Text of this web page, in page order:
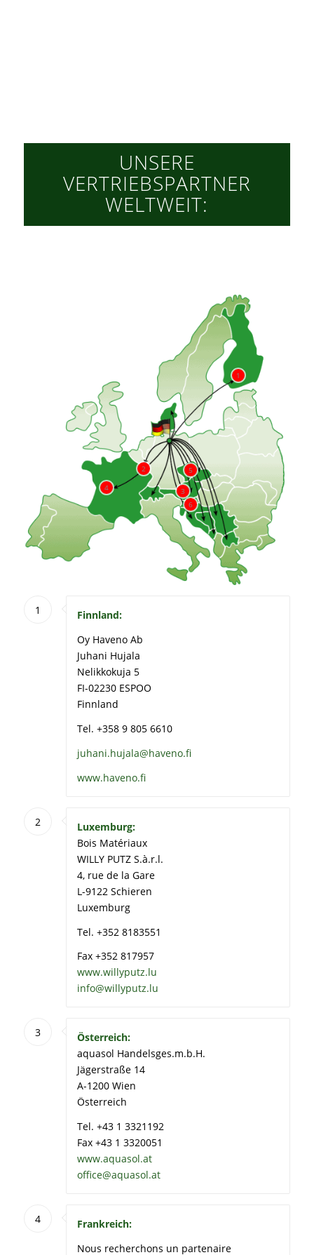
UNSERE
VERTRIEBSPARTNER
WELTWEIT:
1
2
3
4
5
6
1
Finnland:
Oy Haveno Ab
Juhani Hujala
Nelikkokuja 5
FI-02230 ESPOO
Finnland
Tel. +358 9 805 6610
juhani.hujala@haveno.fi
www.haveno.fi
2
Luxemburg:
Bois Matériaux
WILLY PUTZ S.à.r.l.
4, rue de la Gare
L-9122 Schieren
Luxemburg
Tel. +352 8183551
Fax +352 817957
www.willyputz.lu
info@willyputz.lu
3
Österreich:
aquasol Handelsges.m.b.H.
Jägerstraße 14
A-1200 Wien
Österreich
Tel. +43 1 3321192
Fax +43 1 3320051
www.aquasol.at
office@aquasol.at
4
Frankreich:
Nous recherchons un partenaire